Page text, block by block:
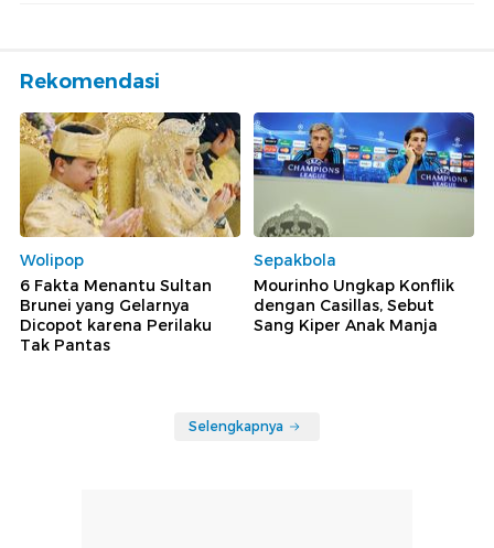
Rekomendasi
Wolipop
6 Fakta Menantu Sultan
Brunei yang Gelarnya
Dicopot karena Perilaku
Tak Pantas
Sepakbola
Mourinho Ungkap Konflik
dengan Casillas, Sebut
Sang Kiper Anak Manja
Selengkapnya